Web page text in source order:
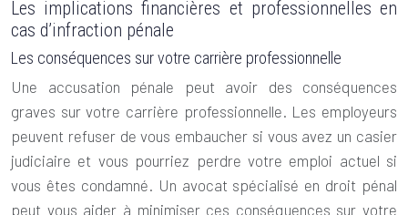
Les implications financières et professionnelles en
cas d’infraction pénale
Les conséquences sur votre carrière professionnelle
Une accusation pénale peut avoir des conséquences
graves sur votre carrière professionnelle. Les employeurs
peuvent refuser de vous embaucher si vous avez un casier
judiciaire et vous pourriez perdre votre emploi actuel si
vous êtes condamné. Un avocat spécialisé en droit pénal
peut vous aider à minimiser ces conséquences sur votre